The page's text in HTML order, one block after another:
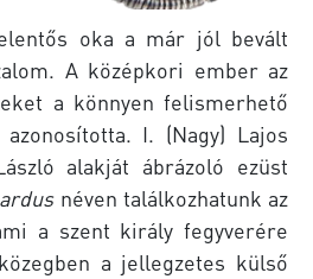
oka a már jól bevált
A középkori ember az
a könnyen felismerhető
I. (Nagy) Lajos
alakját ábrázoló ezüst
néven találkozhatunk az
a szent király fegyverére
a jellegzetes külső